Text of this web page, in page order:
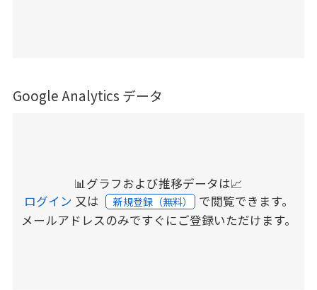
Google Analytics データ
📊グラフおよび推移データは📈
ログイン 又は 新規登録（無料） で閲覧できます。
メールアドレスのみですぐにご登録いただけます。